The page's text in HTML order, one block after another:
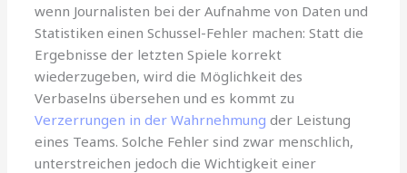
wenn Journalisten bei der Aufnahme von Daten und
Statistiken einen Schussel-Fehler machen: Statt die
Ergebnisse der letzten Spiele korrekt
wiederzugeben, wird die Möglichkeit des
Verbaselns übersehen und es kommt zu
Verzerrungen in der Wahrnehmung der Leistung
eines Teams. Solche Fehler sind zwar menschlich,
unterstreichen jedoch die Wichtigkeit einer